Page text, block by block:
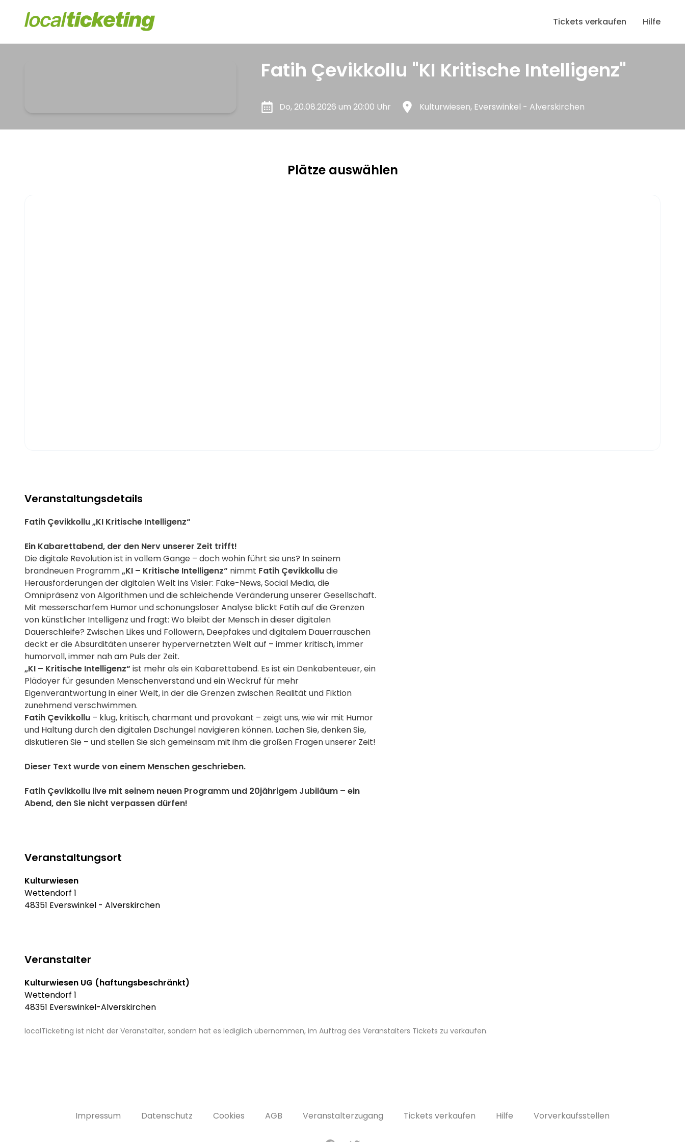
Tickets verkaufen Hilfe
Fatih Çevikkollu "KI Kritische Intelligenz"
Do, 20.08.2026 um 20:00 Uhr Kulturwiesen, Everswinkel - Alverskirchen
Plätze auswählen
Veranstaltungsdetails
Fatih Çevikkollu „KI Kritische Intelligenz“
Ein Kabarettabend, der den Nerv unserer Zeit trifft!
Die digitale Revolution ist in vollem Gange – doch wohin führt sie uns? In seinem
brandneuen Programm„KI – Kritische Intelligenz“ nimmt Fatih Çevikkolludie
Herausforderungen der digitalen Welt ins Visier: Fake-News, Social Media, die
Omnipräsenz von Algorithmen und die schleichende Veränderung unserer Gesellschaft.
Mit messerscharfem Humor und schonungsloser Analyse blickt Fatih auf die Grenzen
von künstlicher Intelligenz und fragt: Wo bleibt der Mensch in dieser digitalen
Dauerschleife? Zwischen Likes und Followern, Deepfakes und digitalem Dauerrauschen
deckt er die Absurditäten unserer hypervernetzten Welt auf – immer kritisch, immer
humorvoll, immer nah am Puls der Zeit.
„KI – Kritische Intelligenz“ ist mehr als ein Kabarettabend. Es ist ein Denkabenteuer, ein
Plädoyer für gesunden Menschenverstand und ein Weckruf für mehr
Eigenverantwortung in einer Welt, in der die Grenzen zwischen Realität und Fiktion
zunehmend verschwimmen.
Fatih Çevikkollu – klug, kritisch, charmant und provokant – zeigt uns, wie wir mit Humor
und Haltung durch den digitalen Dschungel navigieren können. Lachen Sie, denken Sie,
diskutieren Sie – und stellen Sie sich gemeinsam mit ihm die großen Fragen unserer Zeit!
Dieser Text wurde von einem Menschen geschrieben.
Fatih Çevikkollu live mit seinem neuen Programm und 20jährigem Jubiläum – ein
Abend, den Sie nicht verpassen dürfen!
Veranstaltungsort
Kulturwiesen
Wettendorf 1
48351 Everswinkel - Alverskirchen
Veranstalter
Kulturwiesen UG (haftungsbeschränkt)
Wettendorf 1
48351 Everswinkel-Alverskirchen
localTicketing ist nicht der Veranstalter, sondern hat es lediglich übernommen, im Auftrag des Veranstalters Tickets zu verkaufen.
Impressum Datenschutz Cookies AGB Veranstalterzugang Tickets verkaufen Hilfe Vorverkaufsstellen